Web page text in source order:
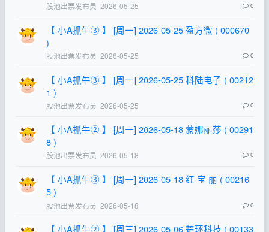
股池出票发布员 2026-05-25 0
【 小A抓牛③ 】 [周一] 2026-05-25 盈方微 ( 000670
)
股池出票发布员 2026-05-25 0
【 小A抓牛③ 】 [周一] 2026-05-25 科陆电子 ( 00212
1 )
股池出票发布员 2026-05-25 0
【 小A抓牛② 】 [周一] 2026-05-18 蒙娜丽莎 ( 00291
8 )
股池出票发布员 2026-05-18 0
【 小A抓牛③ 】 [周一] 2026-05-18 红 宝 丽 ( 00216
5 )
股池出票发布员 2026-05-18 0
【 小A抓牛② 】 [周三] 2026-05-06 楚环科技 ( 00133